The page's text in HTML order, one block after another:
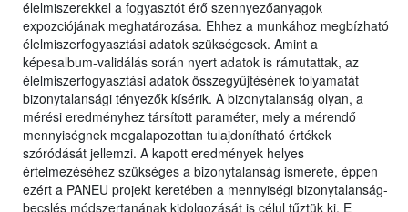
élelmiszerekkel a fogyasztót érő szennyezőanyagok
expozciójának meghatározása. Ehhez a munkához megbízható
élelmiszerfogyasztási adatok szükségesek. Amint a
képesalbum-validálás során nyert adatok is rámutattak, az
élelmiszerfogyasztási adatok összegyűjtésének folyamatát
bizonytalansági tényezők kísérik. A bizonytalanság olyan, a
mérési eredményhez társított paraméter, mely a mérendő
mennyiségnek megalapozottan tulajdonítható értékek
szóródását jellemzi. A kapott eredmények helyes
értelmezéséhez szükséges a bizonytalanság ismerete, éppen
ezért a PANEU projekt keretében a mennyiségi bizonytalanság-
becslés módszertanának kidolgozását is célul tűztük ki. E